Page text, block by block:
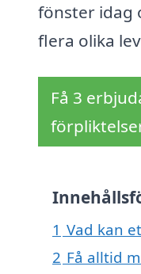
fönster idag
flera olika
Få 3
1 Vad kan
2 Få alltid